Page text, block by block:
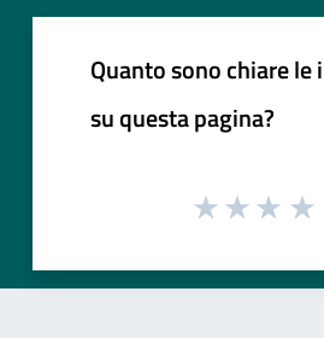
Quanto sono chiare
su questa pagina?